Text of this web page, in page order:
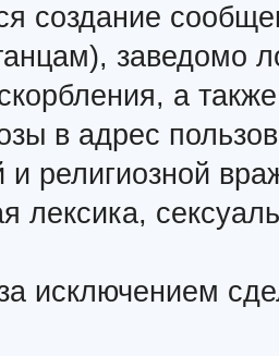
создание
заведомо
а
в адрес
и религиозной
лексика,
исключением